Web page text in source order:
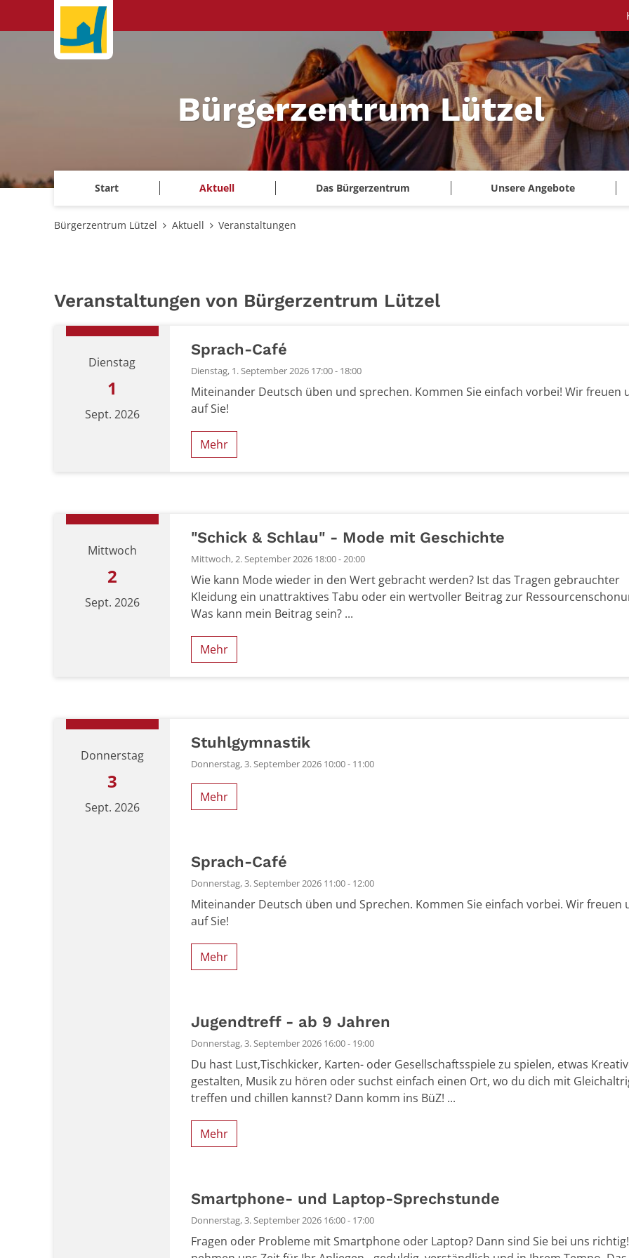
Zum Inhalt springen
Bürgerzentrum Lützel
Start Aktuell Das Bürgerzentrum Unsere Angebote
Bürgerzentrum Lützel Aktuell Veranstaltungen
Veranstaltungen von Bürgerzentrum Lützel
Dienstag
1
Sept. 2026
Sprach-Café
Dienstag, 1. September 2026 17:00 - 18:00
Miteinander Deutsch üben und sprechen. Kommen Sie einfach vorbei! Wir freuen
auf Sie!
Mehr
Mittwoch
2
Sept. 2026
"Schick & Schlau" - Mode mit Geschichte
Mittwoch, 2. September 2026 18:00 - 20:00
Wie kann Mode wieder in den Wert gebracht werden? Ist das Tragen gebrauchter
Kleidung ein unattraktives Tabu oder ein wertvoller Beitrag zur
Was kann mein Beitrag sein? ...
Mehr
Donnerstag
3
Sept. 2026
Stuhlgymnastik
Donnerstag, 3. September 2026 10:00 - 11:00
Mehr
Sprach-Café
Donnerstag, 3. September 2026 11:00 - 12:00
Miteinander Deutsch üben und Sprechen. Kommen Sie einfach vorbei. Wir freuen
auf Sie!
Mehr
Jugendtreff - ab 9 Jahren
Donnerstag, 3. September 2026 16:00 - 19:00
Du hast Lust,Tischkicker, Karten- oder Gesellschaftsspiele zu spielen, etwas
gestalten, Musik zu hören oder suchst einfach einen Ort, wo du dich mit
treffen und chillen kannst? Dann komm ins BüZ! ...
Mehr
Smartphone- und Laptop-Sprechstunde
Donnerstag, 3. September 2026 16:00 - 17:00
Fragen oder Probleme mit Smartphone oder Laptop? Dann sind Sie bei uns